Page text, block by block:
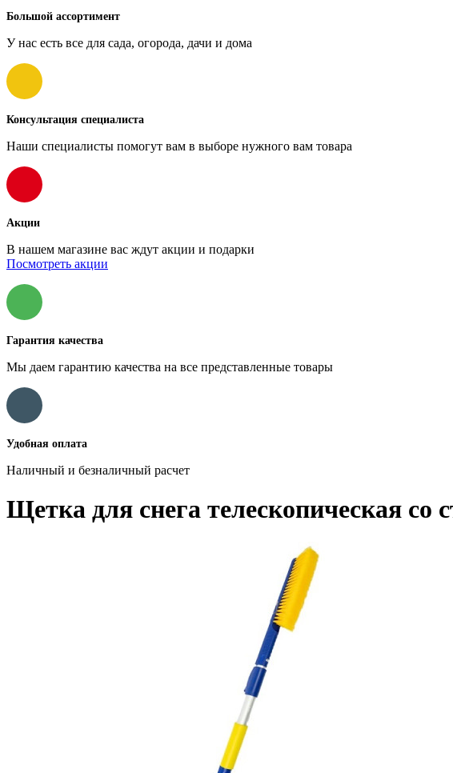
Большой ассортимент
У нас есть все для сада, огорода, дачи и дома
Консультация специалиста
Наши специалисты помогут вам в выборе нужного вам товара
Акции
В нашем магазине вас ждут акции и подарки
Посмотреть акции
Гарантия качества
Мы даем гарантию качества на все представленные товары
Удобная оплата
Наличный и безналичный расчет
Щетка для снега телескопическая